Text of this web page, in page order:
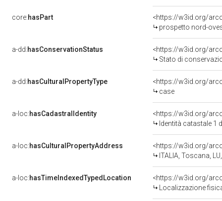
core:hasPart
prospetto nord-
a-dd:hasConservationStatus
Stato di
a-dd:hasCulturalPropertyType
<https://w3id.org/
case
a-loc:hasCadastralIdentity
<https://w3id.org/
Identità catastale 1
a-loc:hasCulturalPropertyAddress
<https://w3id.org/
ITALIA, Toscana,
a-loc:hasTimeIndexedTypedLocation
<https://w3id.org/
Localizzazione